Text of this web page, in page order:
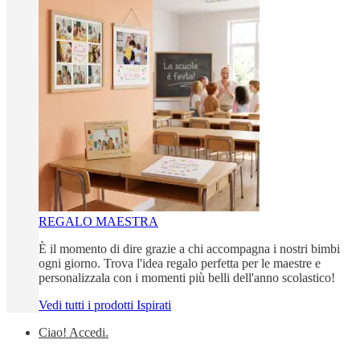
REGALO MAESTRA
È il momento di dire grazie a chi accompagna i nostri bimbi
ogni giorno. Trova l'idea regalo perfetta per le maestre e
personalizzala con i momenti più belli dell'anno scolastico!
Vedi tutti i prodotti Ispirati
Ciao! Accedi.